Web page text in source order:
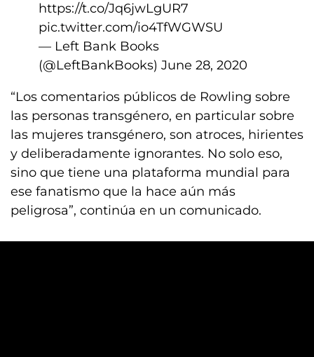
https://t.co/Jq6jwLgUR7
pic.twitter.com/io4TfWGWSU
— Left Bank Books
(@LeftBankBooks) June 28, 2020
“Los comentarios públicos de Rowling sobre
las personas transgénero, en particular sobre
las mujeres transgénero, son atroces, hirientes
y deliberadamente ignorantes. No solo eso,
sino que tiene una plataforma mundial para
ese fanatismo que la hace aún más
peligrosa”, continúa en un comunicado.